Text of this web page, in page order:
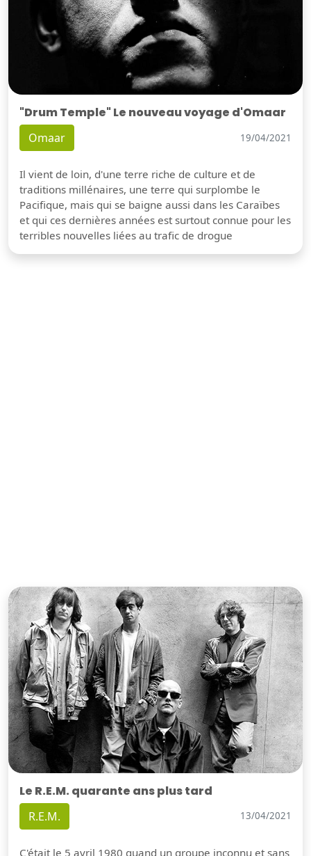
"Drum Temple" Le nouveau voyage d'Omaar
Omaar 19/04/2021
Il vient de loin, d'une terre riche de culture et de
traditions millénaires, une terre qui surplombe le
Pacifique, mais qui se baigne aussi dans les Caraïbes
et qui ces dernières années est surtout connue pour les
terribles nouvelles liées au trafic de drogue
Le R.E.M. quarante ans plus tard
R.E.M. 13/04/2021
C'était le 5 avril 1980 quand un groupe inconnu et sans